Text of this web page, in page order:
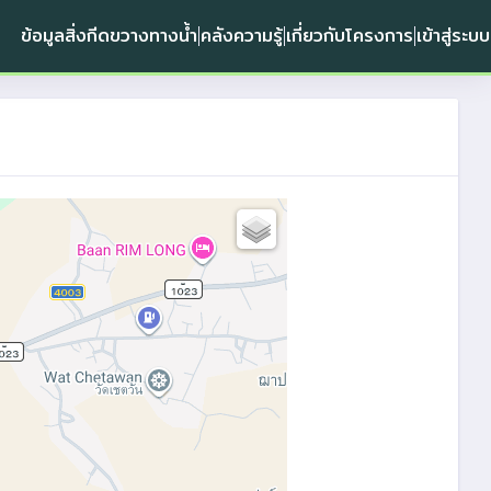
ข้อมูลสิ่งกีดขวางทางน้ำ คลังความรู้เกี่ยวกับโครงการ เข้าสู่ระบบ